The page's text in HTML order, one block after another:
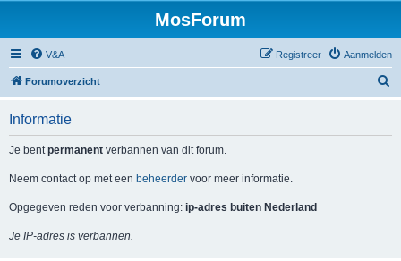
MosForum
V&A Aanmelden
Registreer
Forumoverzicht
Informatie
Je bentpermanent verbannen van dit forum.
Neem contact op met een beheerder voor meer informatie.
Opgegeven reden voor verbanning: ip-adres buiten Nederland
Je IP-adres is verbannen.